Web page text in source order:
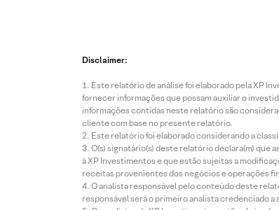
Disclaimer:
Este relatório de análise foi elaborado pela XP
fornecer informações que possam auxiliar o
informações contidas neste relatório são
cliente com base no presente relatório.
Este relatório foi elaborado considerando a
O(s) signatário(s) deste relatório declara(m) que
à XP Investimentos e que estão sujeitas a
receitas provenientes dos negócios e operações
O analista responsável pelo conteúdo deste
responsável será o primeiro analista credenciado